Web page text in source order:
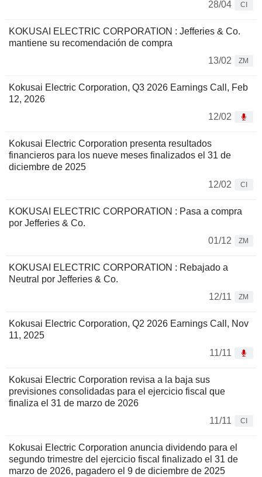
28/04 CI
KOKUSAI ELECTRIC CORPORATION : Jefferies & Co.
mantiene su recomendación de compra
13/02
ZM
Kokusai Electric Corporation, Q3 2026 Earnings Call, Feb
12, 2026
12/02
Kokusai Electric Corporation presenta resultados
financieros para los nueve meses finalizados el 31 de
diciembre de 2025
12/02
CI
KOKUSAI ELECTRIC CORPORATION : Pasa a compra
por Jefferies & Co.
01/12
ZM
KOKUSAI ELECTRIC CORPORATION : Rebajado a
Neutral por Jefferies & Co.
12/11
ZM
Kokusai Electric Corporation, Q2 2026 Earnings Call, Nov
11, 2025
11/11
Kokusai Electric Corporation revisa a la baja sus
previsiones consolidadas para el ejercicio fiscal que
finaliza el 31 de marzo de 2026
11/11
CI
Kokusai Electric Corporation anuncia dividendo para el
segundo trimestre del ejercicio fiscal finalizado el 31 de
marzo de 2026, pagadero el 9 de diciembre de 2025